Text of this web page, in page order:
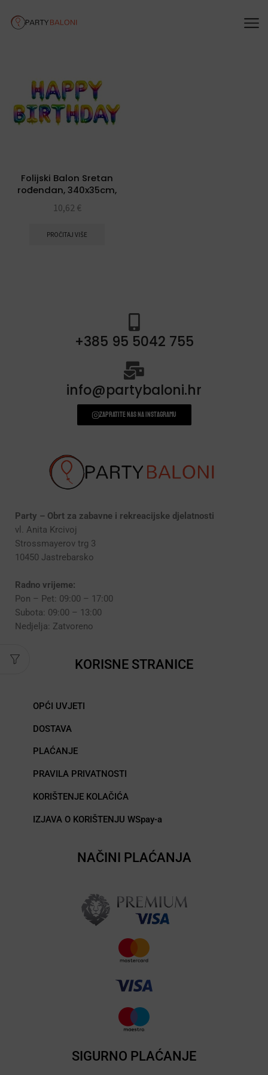
Folijski Balon Sretan
rođendan, 340x35cm,
rainbow
10,62 €
PROČITAJ VIŠE
+385 95 5042 755
info@partybaloni.hr
Zapratite nas na instagramu
Party – Obrt za zabavne i rekreacijske djelatnosti
vl. Anita Krcivoj
Strossmayerov trg 3
10450 Jastrebarsko
Radno vrijeme:
Pon – Pet: 09:00 – 17:00
Subota: 09:00 – 13:00
Nedjelja: Zatvoreno
KORISNE STRANICE
OPĆI UVJETI
DOSTAVA
PLAĆANJE
PRAVILA PRIVATNOSTI
KORIŠTENJE KOLAČIĆA
IZJAVA O KORIŠTENJU WSpay-a
NAČINI PLAĆANJA
SIGURNO PLAĆANJE